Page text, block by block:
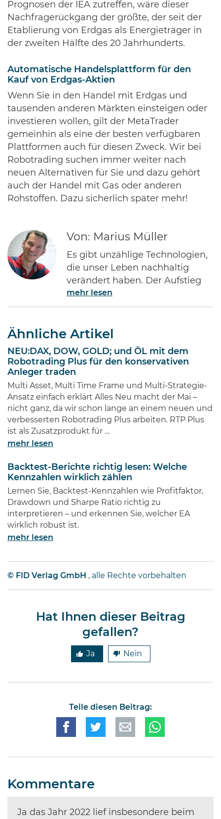
Prognosen der IEA zutreffen, wäre dieser
Nachfragerückgang der größte, der seit der
Etablierung von Erdgas als Energieträger in
der zweiten Hälfte des 20 Jahrhunderts.
Automatische Handelsplattform für den
Kauf von Erdgas-Aktien
Wenn Sie in den Handel mit Erdgas und
tausenden anderen Märkten einsteigen oder
investieren wollen, gilt der MetaTrader
gemeinhin als eine der besten verfügbaren
Plattformen auch für diesen Zweck. Wir bei
Robotrading suchen immer weiter nach
neuen Alternativen für Sie und dazu gehört
auch der Handel mit Gas oder anderen
Rohstoffen. Dazu sicherlich später mehr!
Von: Marius Müller
Es gibt unzählige Technologien,
die unser Leben nachhaltig
verändert haben. Der Aufstieg
des Internets gehört ohne Frage
zu den Bedeutendsten. Namen
Bill Gates von Microsoft dürften
jedem Investor geläufig sein.
Diese Männer haben Imperien
erschaffen und gleichzeitig
Millionen von Anlegern auf der
ganzen Welt …
mehr lesen
Ähnliche Artikel
NEU:DAX, DOW, GOLD; und ÖL mit dem
Robotrading Plus für den konservativen
Anleger traden
Multi Asset, Multi Time Frame und Multi-Strategie-
Ansatz einfach erklärt Alles Neu macht der Mai –
nicht ganz, da wir schon lange an einem neuen und
verbesserten Robotrading Plus arbeiten. RTP Plus
ist als Zusatzprodukt für …
mehr lesen
Backtest-Berichte richtig lesen: Welche
Kennzahlen wirklich zählen
Lernen Sie, Backtest-Kennzahlen wie Profitfaktor,
Drawdown und Sharpe Ratio richtig zu
interpretieren – und erkennen Sie, welcher EA
wirklich robust ist.
mehr lesen
© FID Verlag GmbH , alle Rechte vorbehalten
Hat Ihnen dieser Beitrag
gefallen?
Ja Nein
Teile diesen Beitrag:
Kommentare
Ja das Jahr 2022 lief insbesondere beim